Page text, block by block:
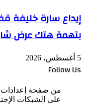
إيداع سارة خليفة
بتهمة هتك عرض
5 أغسطس، 2026
Follow Us
من صفحة إعدادات
على الشبكات